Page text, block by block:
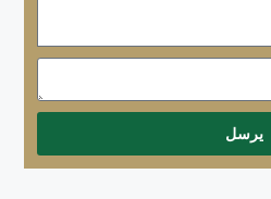
يرسل